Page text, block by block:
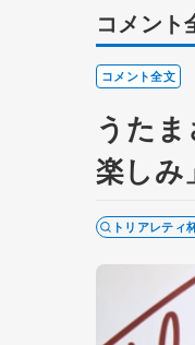
コメント
コメント全文
うた
楽しみ
トリアレティ